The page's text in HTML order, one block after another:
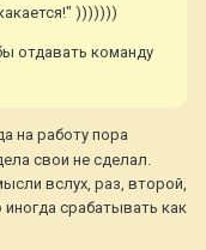
)))))))
отдавать команду
на работу пора
свои не сделал.
вслух, раз, второй,
иногда срабатывать как